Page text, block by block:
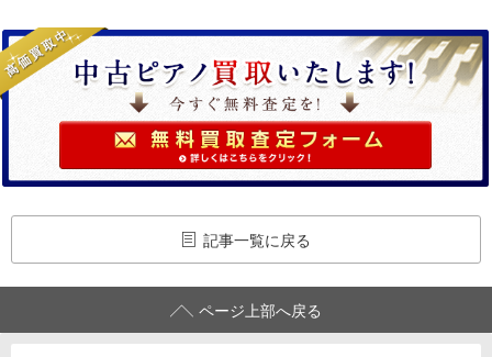
記事一覧に戻る
ページ上部へ戻る